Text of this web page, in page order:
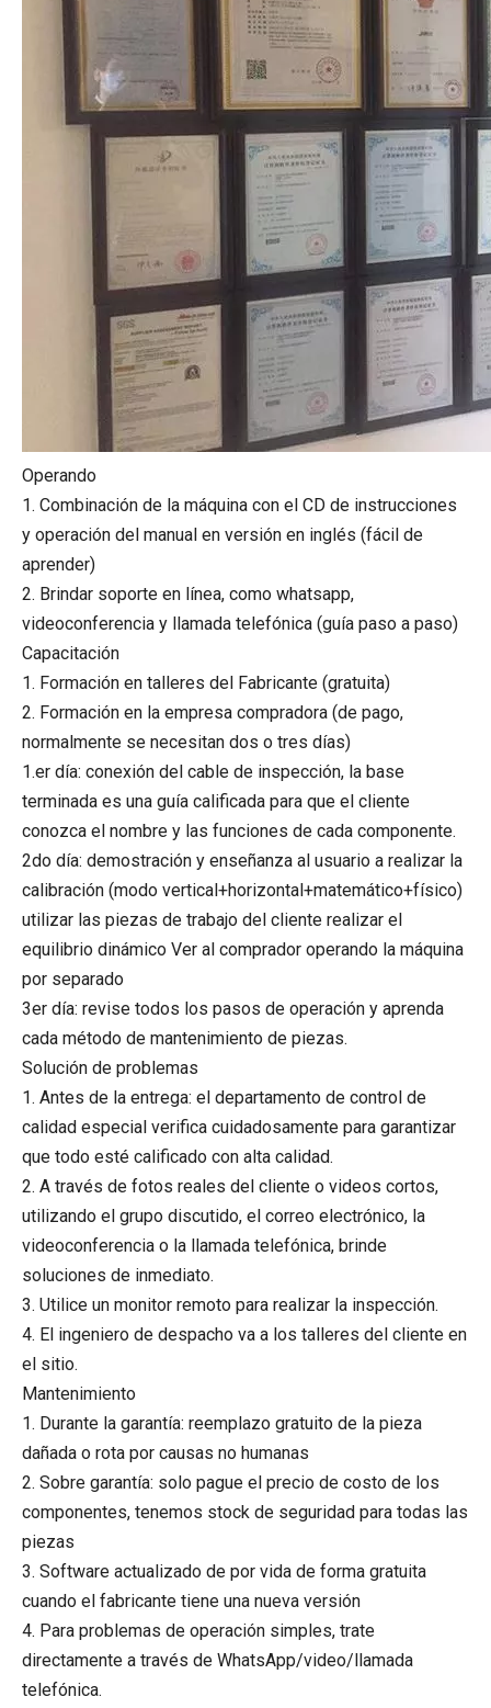
Operando
1. Combinación de la máquina con el CD de instrucciones
y operación del manual en versión en inglés (fácil de
aprender)
2. Brindar soporte en línea, como whatsapp,
videoconferencia y llamada telefónica (guía paso a paso)
Capacitación
1. Formación en talleres del Fabricante (gratuita)
2. Formación en la empresa compradora (de pago,
normalmente se necesitan dos o tres días)
1.er día: conexión del cable de inspección, la base
terminada es una guía calificada para que el cliente
conozca el nombre y las funciones de cada componente.
2do día: demostración y enseñanza al usuario a realizar la
calibración (modo vertical+horizontal+matemático+físico)
utilizar las piezas de trabajo del cliente realizar el
equilibrio dinámico Ver al comprador operando la máquina
por separado
3er día: revise todos los pasos de operación y aprenda
cada método de mantenimiento de piezas.
Solución de problemas
1. Antes de la entrega: el departamento de control de
calidad especial verifica cuidadosamente para garantizar
que todo esté calificado con alta calidad.
2. A través de fotos reales del cliente o videos cortos,
utilizando el grupo discutido, el correo electrónico, la
videoconferencia o la llamada telefónica, brinde
soluciones de inmediato.
3. Utilice un monitor remoto para realizar la inspección.
4. El ingeniero de despacho va a los talleres del cliente en
el sitio.
Mantenimiento
1. Durante la garantía: reemplazo gratuito de la pieza
dañada o rota por causas no humanas
2. Sobre garantía: solo pague el precio de costo de los
componentes, tenemos stock de seguridad para todas las
piezas
3. Software actualizado de por vida de forma gratuita
cuando el fabricante tiene una nueva versión
4. Para problemas de operación simples, trate
directamente a través de WhatsApp/video/llamada
telefónica.